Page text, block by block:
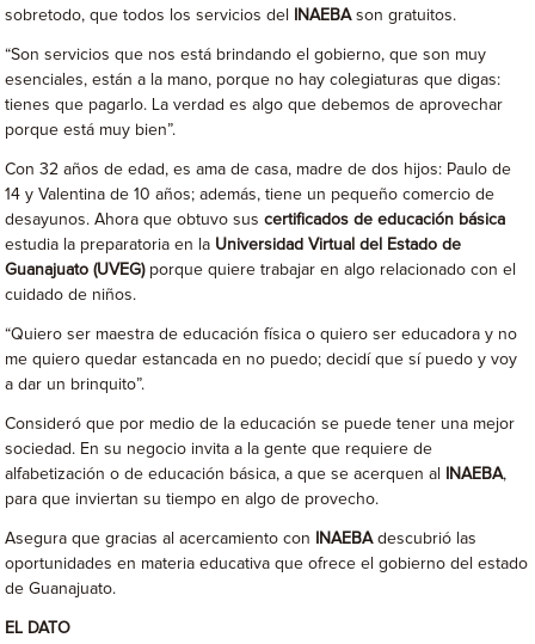
sobretodo, que todos los servicios del
INAEBAson gratuitos.
“Son servicios que nos está brindando el gobierno, que son muy
esenciales, están a la mano, porque no hay colegiaturas que digas:
tienes que pagarlo. La verdad es algo que debemos de aprovechar
porque está muy bien”.
Con 32 años de edad, es ama de casa, madre de dos hijos: Paulo de
14 y Valentina de 10 años; además, tiene un pequeño comercio de
desayunos. Ahora que obtuvo suscertificados de educación básica
estudia la preparatoria en la Universidad Virtual del Estado de
Guanajuato (UVEG)porque quiere trabajar en algo relacionado con el
cuidado de niños.
“Quiero ser maestra de educación física o quiero ser educadora y no
me quiero quedar estancada en no puedo; decidí que sí puedo y voy
a dar un brinquito”.
Consideró que por medio de la educación se puede tener una mejor
sociedad. En su negocio invita a la gente que requiere de
alfabetización o de educación básica, a que se acerquen al
INAEBA,
para que inviertan su tiempo en algo de provecho.
Asegura que gracias al acercamiento con INAEBAdescubrió las
oportunidades en materia educativa que ofrece el gobierno del estado
de Guanajuato.
EL DATO